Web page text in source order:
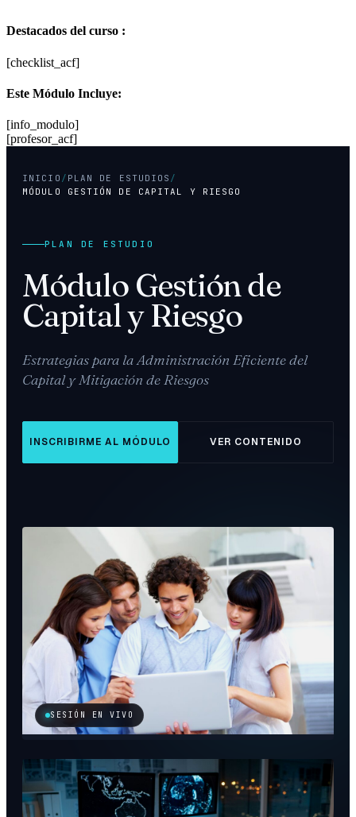
Destacados del curso :
[checklist_acf]
Este Módulo Incluye:
[info_modulo]
[profesor_acf]
INICIO / PLAN DE ESTUDIOS /
MÓDULO GESTIÓN DE CAPITAL Y RIESGO
PLAN DE ESTUDIO
Módulo Gestión de
Capital y Riesgo
Estrategias para la Administración Eficiente del
Capital y Mitigación de Riesgos
INSCRIBIRME AL MÓDULO VER CONTENIDO
SESIÓN EN VIVO